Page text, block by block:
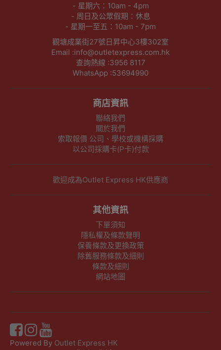
- 星期六：10am - 4pm
- 周日及公眾假期：休息
- 星期一至五：10am - 7pm
觀塘成業街27號日昇中心3樓302室
Email :info@outletexpress.com.hk
查詢熱線 :3956 8117
WhatsApp :53694990
商店資訊
聯絡我們
關於我們
索取報價 公司、學校或機構採購
以公司採購卡(P卡)付款
歡迎成為Outlet Express HK供應商
其他資訊
下單須知
隱私權及條款聲明
保養條款及更換政策
除舊服務條款及細則
條款及細則
網站地圖
Powered By Outlet Express HK